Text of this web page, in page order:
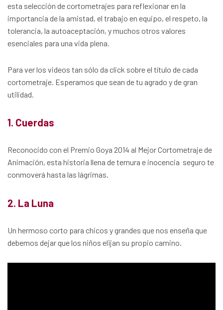
esta selección de cortometrajes para reflexionar en la
importancia de la amistad, el trabajo en equipo, el respeto, la
tolerancia, la autoaceptación, y muchos otros valores
esenciales para una vida plena.
Para ver los videos tan sólo da click sobre el título de cada
cortometraje. Esperamos que sean de tu agrado y de gran
utilidad.
1. Cuerdas
Reconocido con el Premio Goya 2014 al Mejor Cortometraje de
Animación, esta historia llena de ternura e inocencia seguro te
conmoverá hasta las lágrimas.
2. La Luna
Un hermoso corto para chicos y grandes que nos enseña que
debemos dejar que los niños elijan su propio camino.